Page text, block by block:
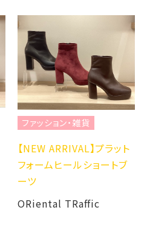
ファッション・雑貨
【NEW ARRIVAL】プラット
フォームヒールショートブ
ーツ
ORiental TRaffic